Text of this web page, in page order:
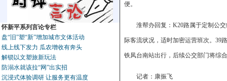
怀新平系列言论专栏
盘“旧”塑“新”增加城市文体活动
线上线下发力 瓜农增收有奔头
解锁以文塑旅新玩法
防溺水就该拉“网”出实招
沉浸式体验调研 让服务更有温度
便。
淮帮办回复：K20路属于定制公
际客流状况，适时加密运营班次。39
铁凤台南站出行，后续公交部门将综
记者：康振飞